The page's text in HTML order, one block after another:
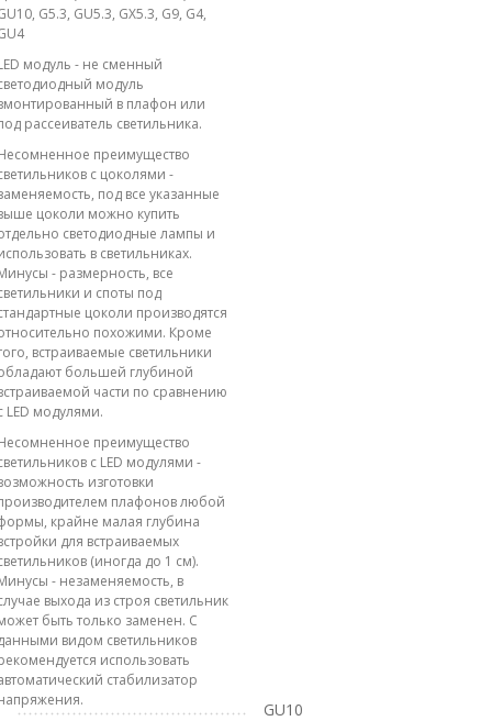
G5.3, GU5.3, GX5.3, G9, G4,
модуль - не сменный
модуль
в плафон или
рассеиватель светильника.
преимущество
с цоколями -
под все указанные
цоколи можно купить
светодиодные лампы и
в светильниках.
- размерность, все
и споты под
цоколи производятся
похожими. Кроме
встраиваемые светильники
большей глубиной
части по сравнению
LED модулями.
преимущество
с LED модулями -
изготовки
плафонов любой
крайне малая глубина
для встраиваемых
(иногда до 1 см).
- незаменяемость, в
выхода из строя светильник
быть только заменен. С
видом светильников
использовать
стабилизатор
GU10